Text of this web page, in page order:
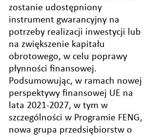
zostanie udostępniony
instrument gwarancyjny na
potrzeby realizacji inwestycji lub
na zwiększenie kapitału
obrotowego, w celu poprawy
płynności finansowej.
Podsumowując, w ramach nowej
perspektywy finansowej UE na
lata 2021-2027, w tym w
szczególności w Programie FENG,
nowa grupa przedsiębiorstw o